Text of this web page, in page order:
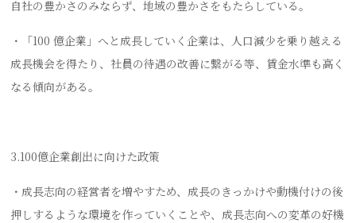
自社の豊かさのみならず、地域の豊かさをもたらしている。
・「100 億企業」へと成長していく企業は、人口減少を乗り越える
成長機会を得たり、社員の待遇の改善に繋がる等、賃金水準も高く
なる傾向がある。
3.100億企業創出に向けた政策
・成長志向の経営者を増やすため、成長のきっかけや動機付けの後
押しするような環境を作っていくことや、成長志向への変革の好機